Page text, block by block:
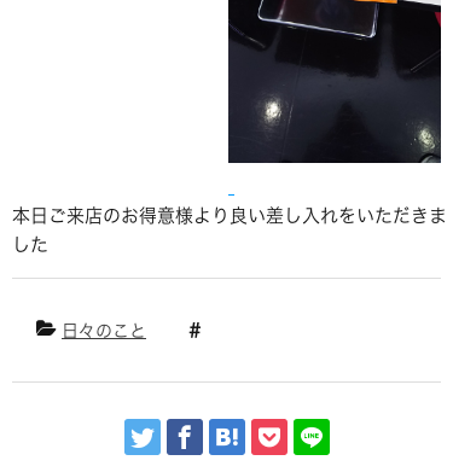
本日ご来店のお得意様より良い差し入れをいただきま
した
日々のこと